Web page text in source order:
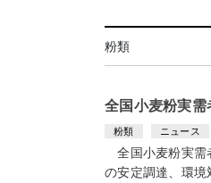
粉類
全国小麦粉実
粉類 ニュース
全国小麦粉実需
の安定調達、環